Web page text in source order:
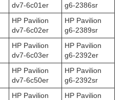
dv7-6c01er
g6-2386sr
HP Pavilion
dv7-6c02er
HP Pavilion
g6-2389sr
HP Pavilion
dv7-6c03er
HP Pavilion
g6-2392er
HP Pavilion
dv7-6c50er
HP Pavilion
g6-2392sr
HP Pavilion
HP Pavilion